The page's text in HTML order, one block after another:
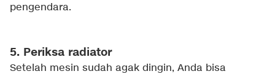
pengendara.
5. Periksa radiator
Setelah mesin sudah agak dingin, Anda bisa